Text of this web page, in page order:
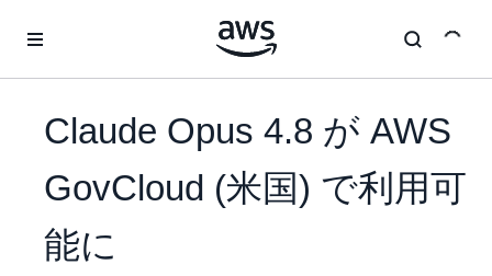
Claude Opus 4.8 が AWS
GovCloud (米国) で利用可
能に